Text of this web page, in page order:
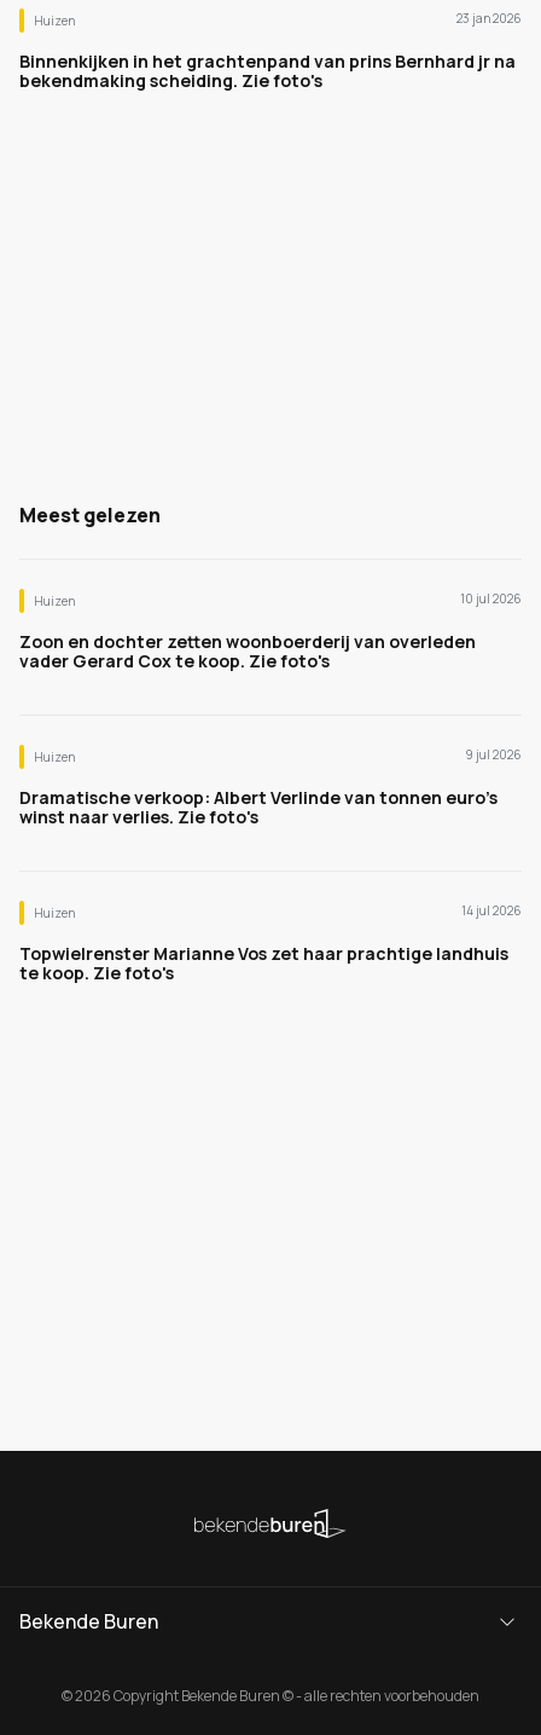
Huizen 23 jan 2026
Binnenkijken in het grachtenpand van prins Bernhard jr na
bekendmaking scheiding. Zie foto's
Meest gelezen
Huizen 10 jul 2026
Zoon en dochter zetten woonboerderij van overleden
vader Gerard Cox te koop. Zie foto's
Huizen 9 jul 2026
Dramatische verkoop: Albert Verlinde van tonnen euro's
winst naar verlies. Zie foto's
Huizen 14 jul 2026
Topwielrenster Marianne Vos zet haar prachtige landhuis
te koop. Zie foto's
Bekende Buren
© 2026 Copyright Bekende Buren © - alle rechten voorbehouden